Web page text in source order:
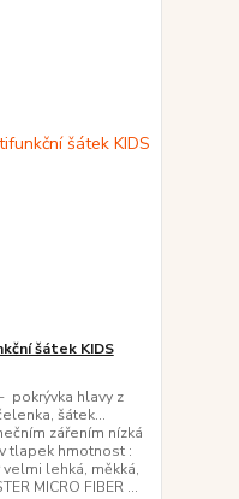
šátek KIDS
pokrývka hlavy z
šátek...
zářením nízká
tlapek hmotnost :
lehká, měkká,
MICRO FIBER ...